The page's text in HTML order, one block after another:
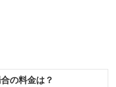
の料金は？